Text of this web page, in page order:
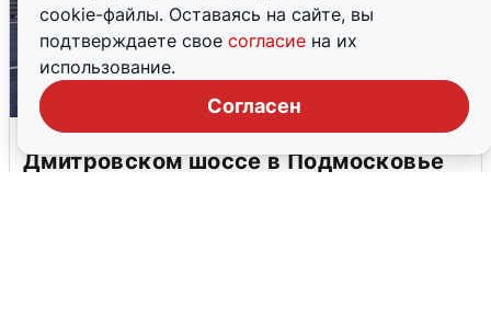
cookie-файлы. Оставаясь на сайте, вы
подтверждаете свое согласие на их
использование.
Согласен
Пять машин столкнулись на
Дмитровском шоссе в Подмосковье